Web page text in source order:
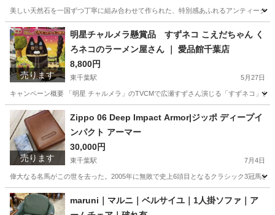
美しい天然石を一国ずつ丁寧に組み合わせて作られた、特別感あふれるアンティーク
千葉 千葉市 東千葉駅 インテリア雑貨/小物 地球儀
売ります
明星チャルメラ懸賞品 すずネコ こえだちゃん く
ろネコのラーメン屋さん ｜ 愛品館千葉店
8,800円
東千葉駅 5月27日
キャンペーン概要 「明星 チャルメラ」のTVCMで広瀬すずさん演じる「すずネコ」
千葉 千葉市
売ります
Zippo 06 Deep Impact Armor|ジッポ ディープイ
ンパクト アーマー
30,000円
東千葉駅 7月4日
偉大なる名馬がこの世を去った。2005年に無敗で史上6頭目となるクラシック3冠馬と
千葉 千葉市 東千葉駅 ディープインパクト
maruni｜マルニ｜ベルサイユ｜1人掛ソファ｜ア